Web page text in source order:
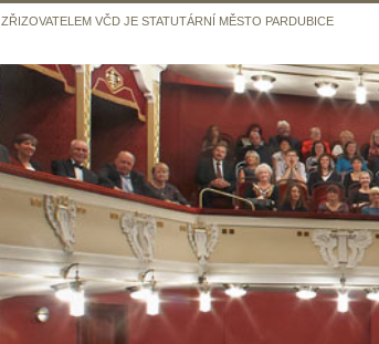
ZŘIZOVATELEM VČD JE STATUTÁRNÍ MĚSTO PARDUBICE